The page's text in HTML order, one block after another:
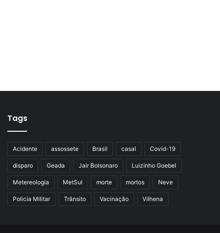
Tags
Acidente assossete Brasil casal Covid-19
disparo Geada Jair Bolsonaro Luizinho Goebel
Metereologia MetSul morte mortos Neve
Policia Militar Trânsito Vacinação Vilhena